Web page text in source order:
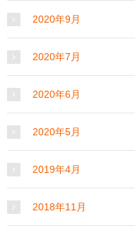
2020年9月
2020年7月
2020年6月
2020年5月
2019年4月
2018年11月